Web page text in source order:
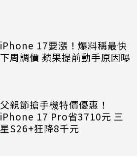
iPhone 17要漲！爆料稱最快
下周調價 蘋果提前動手原因曝
父親節搶手機特價優惠！
iPhone 17 Pro省3710元 三
星S26+狂降8千元